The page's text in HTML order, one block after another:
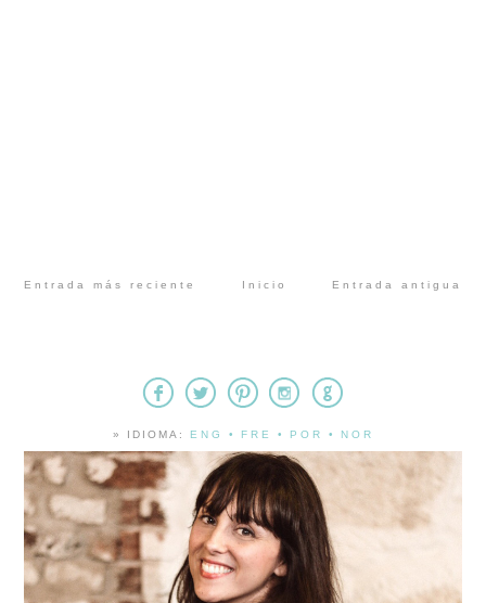
Entrada más reciente Entrada antigua
Inicio
» IDIOMA: ENG • FRE • POR • NOR